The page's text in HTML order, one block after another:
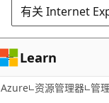
有关 Internet
Learn
Azure 资源管理器 管理